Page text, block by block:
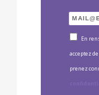
En
acceptez
prenez